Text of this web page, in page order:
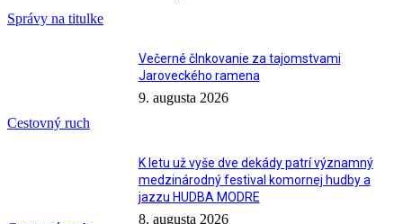
Správy na titulke
Cestovný ruch
Večerné člnkovanie za tajomstvami
Jaroveckého ramena
9. augusta 2026
K letu už vyše dve dekády patrí významný
medzinárodný festival komornej hudby a
jazzu HUDBA MODRE
8. augusta 2026